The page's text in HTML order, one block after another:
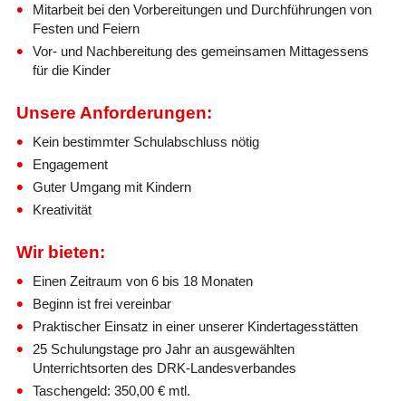
Mitarbeit bei den Vorbereitungen und Durchführungen von
Festen und Feiern
Vor- und Nachbereitung des gemeinsamen Mittagessens
für die Kinder
Unsere Anforderungen:
Kein bestimmter Schulabschluss nötig
Engagement
Guter Umgang mit Kindern
Kreativität
Wir bieten:
Einen Zeitraum von 6 bis 18 Monaten
Beginn ist frei vereinbar
Praktischer Einsatz in einer unserer Kindertagesstätten
25 Schulungstage pro Jahr an ausgewählten
Unterrichtsorten des DRK-Landesverbandes
Taschengeld: 350,00 € mtl.